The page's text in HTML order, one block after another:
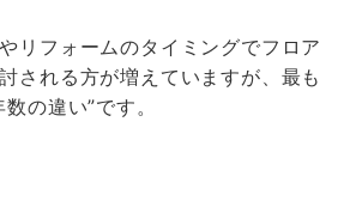
リフォームのタイミングでフロア
される方が増えていますが、最も
の違い”です。